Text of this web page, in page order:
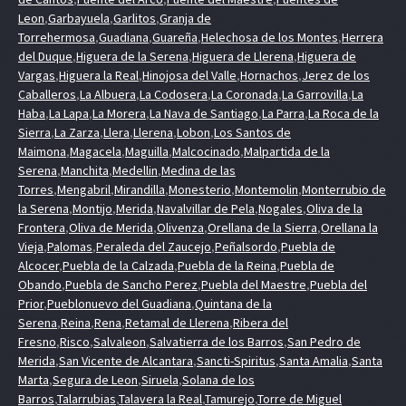
Leon,Garbayuela,Garlitos,Granja de
Torrehermosa,Guadiana,Guareña,Helechosa de los Montes,Herrera
del Duque,Higuera de la Serena,Higuera de Llerena,Higuera de
Vargas,Higuera la Real,Hinojosa del Valle,Hornachos,Jerez de los
Caballeros,La Albuera,La Codosera,La Coronada,La Garrovilla,La
Haba,La Lapa,La Morera,La Nava de Santiago,La Parra,La Roca de la
Sierra,La Zarza,Llera,Llerena,Lobon,Los Santos de
Maimona,Magacela,Maguilla,Malcocinado,Malpartida de la
Serena,Manchita,Medellin,Medina de las
Torres,Mengabril,Mirandilla,Monesterio,Montemolin,Monterrubio de
la Serena,Montijo,Merida,Navalvillar de Pela,Nogales,Oliva de la
Frontera,Oliva de Merida,Olivenza,Orellana de la Sierra,Orellana la
Vieja,Palomas,Peraleda del Zaucejo,Peñalsordo,Puebla de
Alcocer,Puebla de la Calzada,Puebla de la Reina,Puebla de
Obando,Puebla de Sancho Perez,Puebla del Maestre,Puebla del
Prior,Pueblonuevo del Guadiana,Quintana de la
Serena,Reina,Rena,Retamal de Llerena,Ribera del
Fresno,Risco,Salvaleon,Salvatierra de los Barros,San Pedro de
Merida,San Vicente de Alcantara,Sancti-Spiritus,Santa Amalia,Santa
Marta,Segura de Leon,Siruela,Solana de los
Barros,Talarrubias,Talavera la Real,Tamurejo,Torre de Miguel